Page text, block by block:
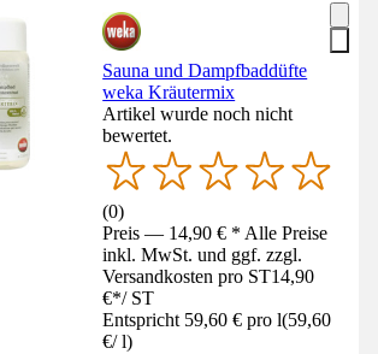
Sauna und Dampfbaddüfte
weka Kräutermix
Artikel wurde noch nicht
bewertet.
(0)
Preis — 14,90 € * Alle Preise
inkl. MwSt. und ggf. zzgl.
Versandkosten pro ST14,90
€*/ ST
Entspricht 59,60 € pro l(59,60
€/ l)